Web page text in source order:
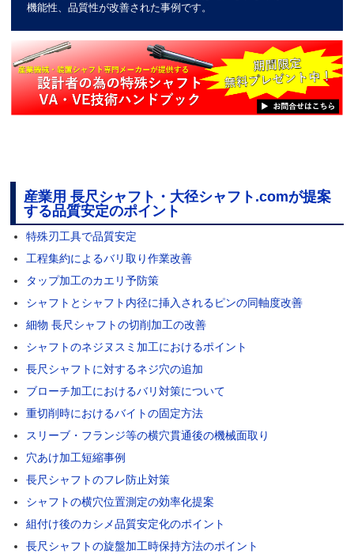
機能性、品質性が改善された事例です。
産業用 長尺シャフト・大径シャフト.comが提案
する品質安定のポイント
特殊刃工具で品質安定
工程集約によるバリ取り作業改善
タップ加工のカエリ予防策
シャフトとシャフト内径に挿入されるピンの同軸度改善
細物 長尺シャフトの切削加工の改善
シャフトのネジヌスミ加工におけるポイント
長尺シャフトに対するネジ穴の追加
ブローチ加工におけるバリ対策について
重切削時におけるバイトの固定方法
スリーブ・フランジ等の横穴貫通後の機械面取り
穴あけ加工短縮事例
長尺シャフトのフレ防止対策
シャフトの横穴位置測定の効率化提案
組付け後のカシメ品質安定化のポイント
長尺シャフトの旋盤加工時保持方法のポイント